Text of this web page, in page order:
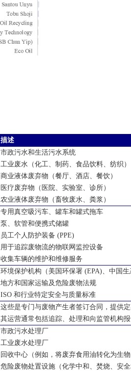
描述
市政污水和生活污水系统
工业废水（化工、制药、食品饮料、纺织）
商业液体废弃物（餐厅、酒店、餐饮）
医疗废弃物（医院、实验室、诊所）
农业液体废弃物（畜牧废水、粪浆）
专用真空吸污车、罐车和罐式拖车
泵、软管和便携式储罐
员工个人防护装备 (PPE)
用于追踪废物流的物联网监控设备
收集车辆的维护和维修服务
环境保护机构（美国环保署 (EPA)、中国生
地方和国家运输及危险废物法规
ISO和行业特定安全与质量标准
这些是专门与废物产生者签订合同，提供
其运营通常包括追踪、处理和向监管机构报
市政污水处理厂
工业废水处理厂
回收中心（例如，将废弃食用油转化为生物
危险废物处置设施（化学中和、焚烧、安全